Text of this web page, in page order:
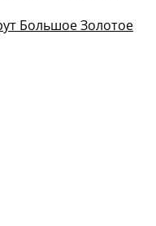
Большое Золотое